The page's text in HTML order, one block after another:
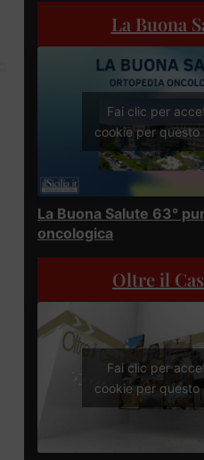
La Buona
Fai clic per
cookie per questo
La Buona Salute 63°
oncologica
Oltre il
Fai clic per
cookie per questo